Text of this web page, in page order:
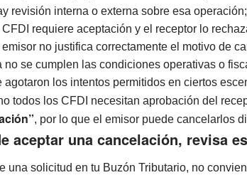
revisión interna o externa sobre esa operación;
requiere aceptación y el receptor lo
no justifica correctamente el motivo de
no se cumplen las condiciones operativas o
agotaron los intentos permitidos en ciertos
todos los CFDI necesitan aprobación del
, por lo que el emisor puede cancelarlos
aceptar una cancelación, revisa
una solicitud en tu Buzón Tributario, no